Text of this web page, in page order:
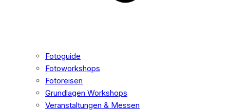
Fotoguide
Fotoworkshops
Fotoreisen
Grundlagen Workshops
Veranstaltungen & Messen